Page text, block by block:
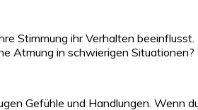
Stimmung ihr Verhalten
Atmung in schwierigen
Gefühle und Handlungen.